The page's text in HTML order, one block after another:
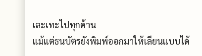
เละเทะไปทุกด้าน
แม้แต่ธนบัตรยังพิมพ์ออกมาให้เลียนแบบได้